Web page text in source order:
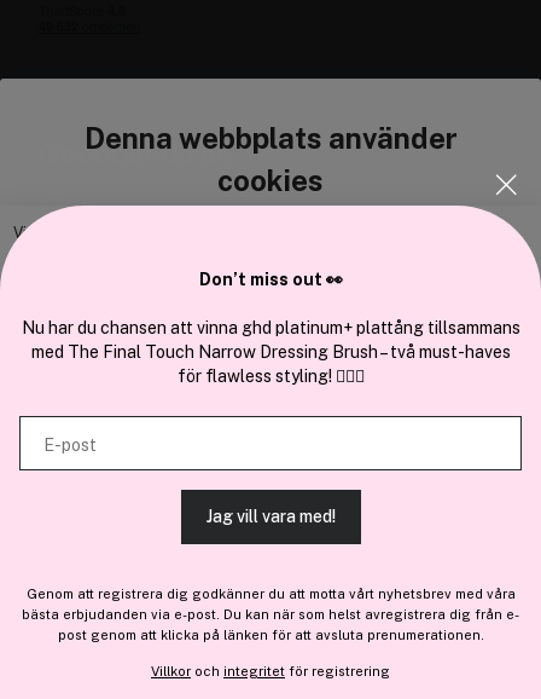
Denna webbplats använder
cookies
Vi använder enhetsidentifierare för att anpassa innehållet och
och annan information från din enhet till de sociala medier och annons-
och analysföretag som vi samarbetar med. Dessa kan i sin tur
kombinera informationen med annan information som du har
tillhandahållit eller som de har samlat in när du har använt deras
tjänster.
TILLÅT ALLA COOKIES
VISA DETALJER
Cocopanda.se
En del avBrandsdal Group AS
Don’t miss out 👀
Nu har du chansen att vinna ghd platinum+ plattång tillsammans
med The Final Touch Narrow Dressing Brush – två must-haves
för flawless styling! 💇‍♀️✨
E-post
Jag vill vara med!
Genom att registrera dig godkänner du att motta vårt nyhetsbrev med våra
bästa erbjudanden via e-post. Du kan när som helst avregistrera dig från e-
post genom att klicka på länken för att avsluta prenumerationen.
Villkor och integritet för registrering